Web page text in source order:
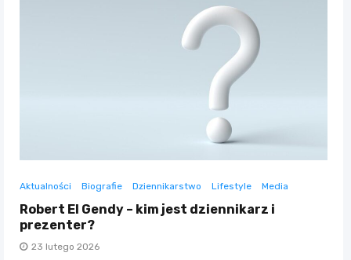
Aktualności Biografie Dziennikarstwo Lifestyle Media
Robert El Gendy – kim jest dziennikarz i
prezenter?
23 lutego 2026